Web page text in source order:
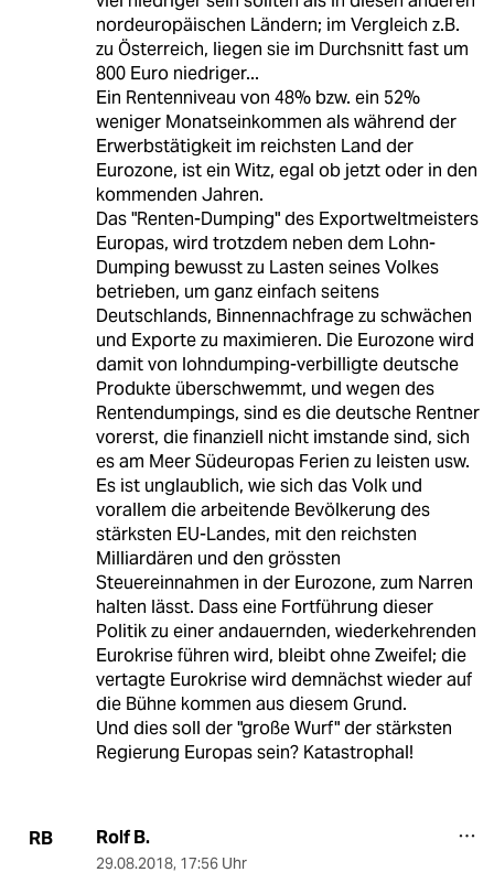
nordeuropäischen Ländern; im Vergleich z.B.
zu Österreich, liegen sie im Durchsnitt fast um
800 Euro niedriger...
Ein Rentenniveau von 48% bzw. ein 52%
weniger Monatseinkommen als während der
Erwerbstätigkeit im reichsten Land der
Eurozone, ist ein Witz, egal ob jetzt oder in den
kommenden Jahren.
Das "Renten-Dumping" des Exportweltmeisters
Europas, wird trotzdem neben dem Lohn-
Dumping bewusst zu Lasten seines Volkes
betrieben, um ganz einfach seitens
Deutschlands, Binnennachfrage zu schwächen
und Exporte zu maximieren. Die Eurozone wird
damit von lohndumping-verbilligte deutsche
Produkte überschwemmt, und wegen des
Rentendumpings, sind es die deutsche Rentner
vorerst, die finanziell nicht imstande sind, sich
es am Meer Südeuropas Ferien zu leisten usw.
Es ist unglaublich, wie sich das Volk und
vorallem die arbeitende Bevölkerung des
stärksten EU-Landes, mit den reichsten
Milliardären und den grössten
Steuereinnahmen in der Eurozone, zum Narren
halten lässt. Dass eine Fortführung dieser
Politik zu einer andauernden, wiederkehrenden
Eurokrise führen wird, bleibt ohne Zweifel; die
vertagte Eurokrise wird demnächst wieder auf
die Bühne kommen aus diesem Grund.
Und dies soll der "große Wurf" der stärksten
Regierung Europas sein? Katastrophal!
RB Rolf B.
29.08.2018, 17:56 Uhr